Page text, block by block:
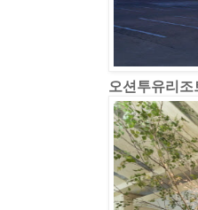
오션투유리